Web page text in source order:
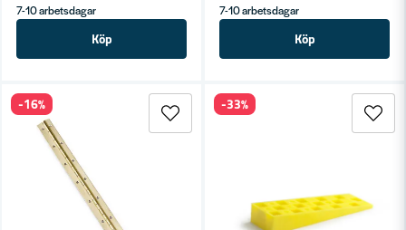
7-10 arbetsdagar
Köp
7-10 arbetsdagar
Köp
-16% -33%